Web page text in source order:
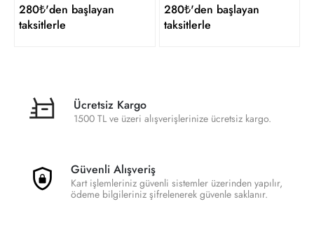
280₺'den başlayan
taksitlerle
280₺'den başlayan
taksitlerle
Ücretsiz Kargo
1500 TL ve üzeri alışverişlerinize ücretsiz kargo.
Güvenli Alışveriş
Kart işlemleriniz güvenli sistemler üzerinden yapılır,
ödeme bilgileriniz şifrelenerek güvenle saklanır.